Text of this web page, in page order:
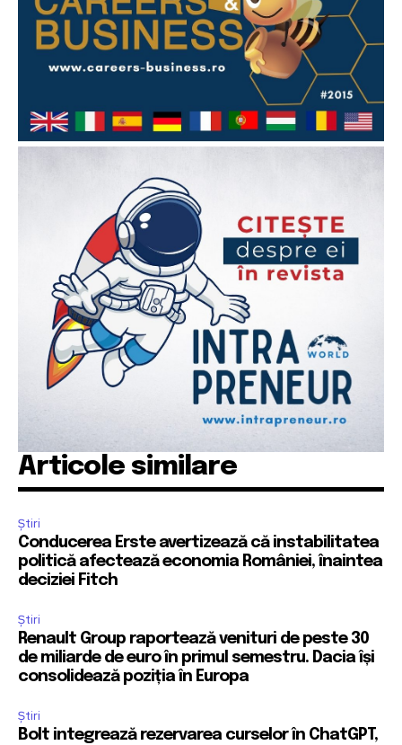
Articole similare
Știri
Conducerea Erste avertizează că instabilitatea
politică afectează economia României, înaintea
deciziei Fitch
Știri
Renault Group raportează venituri de peste 30
de miliarde de euro în primul semestru. Dacia își
consolidează poziția în Europa
Știri
Bolt integrează rezervarea curselor în ChatGPT,